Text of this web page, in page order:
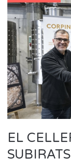
EL